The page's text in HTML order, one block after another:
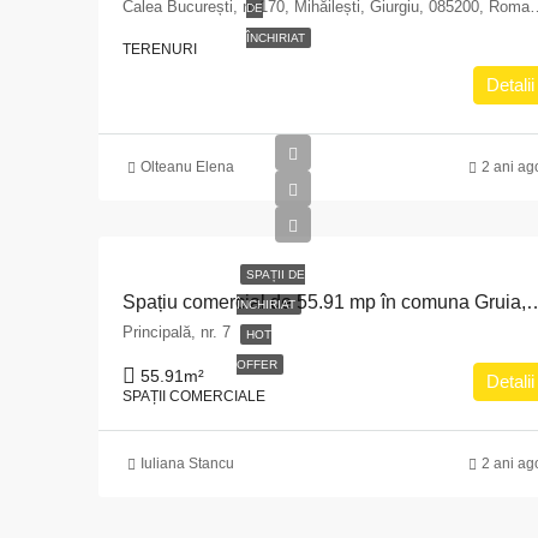
DE
ÎNCHIRIAT
Calea București, nr.170,
TERENURI
Detalii
Olteanu Elena 2 ani
SPAȚII DE
ÎNCHIRIAT
HOT
OFFER
Spațiu comercial de 55.91 mp în comuna Gruia,
Principală, nr. 7
55.91 m²
SPAȚII COMERCIALE
Detalii
Iuliana Stancu 2 ani